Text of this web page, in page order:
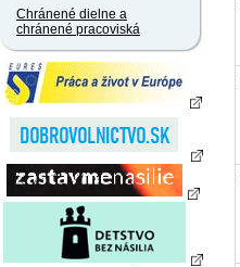
Chránené dielne a
chránené pracoviská